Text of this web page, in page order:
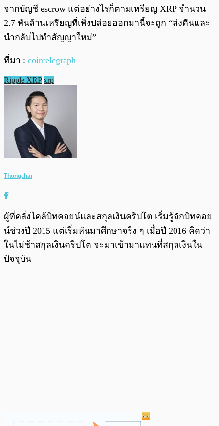
จากบัญชี escrow แต่อย่างไรก็ตามเหรียญ XRP จำนวน
2.7 พันล้านเหรียญที่เพิ่งปล่อยออกมานี้จะถูก “ส่งคืนและ
นำกลับไปทำสัญญาใหม่”
ที่มา : cointelegraph
Ripple XRP xrp
Thongchai
ผู้ที่คลั่งไคล้บิทคอยน์และสกุลเงินคริปโต เริ่มรู้จักบิทคอย
น์ช่วงปี 2015 แต่เริ่มหันมาศึกษาจริง ๆ เมื่อปี 2016 คิดว่า
ในไม่ช้าสกุลเงินคริปโต จะมาเข้ามาแทนที่สกุลเงินใน
ปัจจุบัน